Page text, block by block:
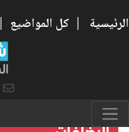
الرئيسية | كل المواضيع |